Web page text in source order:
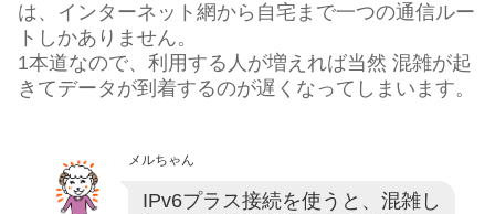
は、インターネット網から自宅まで一つの通信ルー
トしかありません。
1本道なので、利用する人が増えれば当然 混雑が起
きてデータが到着するのが遅くなってしまいます。
メルちゃん
IPv6プラス接続を使うと、混雑し